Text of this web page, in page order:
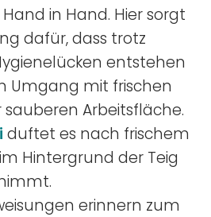
in Hand. Hier sorgt
dafür, dass trotz
entstehen
Umgang mit frischen
sauberen Arbeitsfläche.
duftet es nach frischem
Hintergrund der Teig
erinnern zum